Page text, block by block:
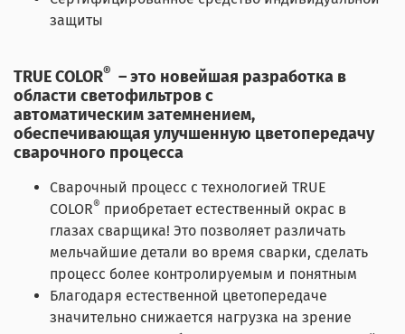
защиты
TRUE COLOR® – это новейшая разработка в
области светофильтров с
автоматическим затемнением,
обеспечивающая улучшенную цветопередачу
сварочного процесса
Сварочный процесс с технологией TRUE
COLOR® приобретает естественный окрас в
глазах сварщика! Это позволяет различать
мельчайшие детали во время сварки, сделать
процесс более контролируемым и понятным
Благодаря естественной цветопередаче
значительно снижается нагрузка на зрение